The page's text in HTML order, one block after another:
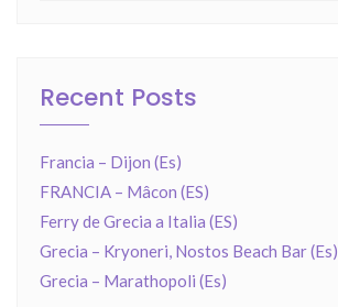
Recent Posts
Francia – Dijon (Es)
FRANCIA – Mâcon (ES)
Ferry de Grecia a Italia (ES)
Grecia – Kryoneri, Nostos Beach Bar (Es)
Grecia – Marathopoli (Es)